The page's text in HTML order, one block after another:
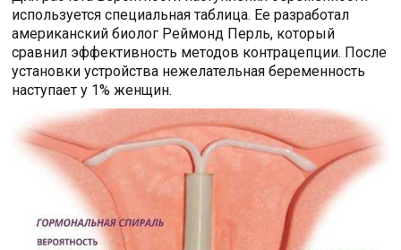
используется специальная таблица. Ее разработал
американский биолог Реймонд Перль, который
сравнил эффективность методов контрацепции. После
установки устройства нежелательная беременность
наступает у 1% женщин.